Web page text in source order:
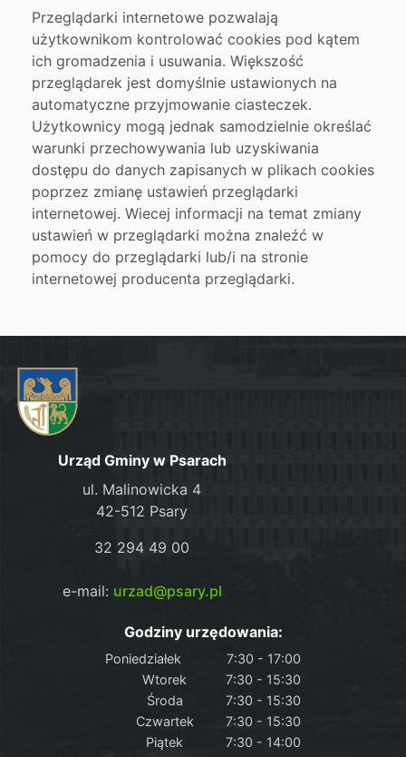
Przeglądarki internetowe pozwalają
użytkownikom kontrolować cookies pod kątem
ich gromadzenia i usuwania. Większość
przeglądarek jest domyślnie ustawionych na
automatyczne przyjmowanie ciasteczek.
Użytkownicy mogą jednak samodzielnie określać
warunki przechowywania lub uzyskiwania
dostępu do danych zapisanych w plikach cookies
poprzez zmianę ustawień przeglądarki
internetowej. Wiecej informacji na temat zmiany
ustawień w przeglądarki można znaleźć w
pomocy do przeglądarki lub/i na stronie
internetowej producenta przeglądarki.
Urząd Gminy w Psarach
ul. Malinowicka 4
42-512 Psary
32 294 49 00
e-mail: urzad@psary.pl
Godziny urzędowania:
Poniedziałek
7:30 - 17:00
Wtorek
7:30 - 15:30
Środa
7:30 - 15:30
Czwartek
7:30 - 15:30
Piątek
7:30 - 14:00